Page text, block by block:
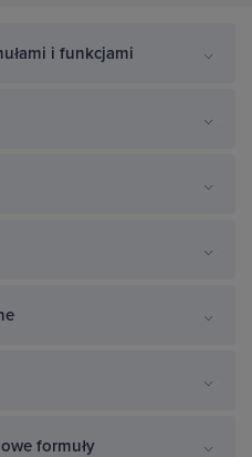
i funkcjami
formuły